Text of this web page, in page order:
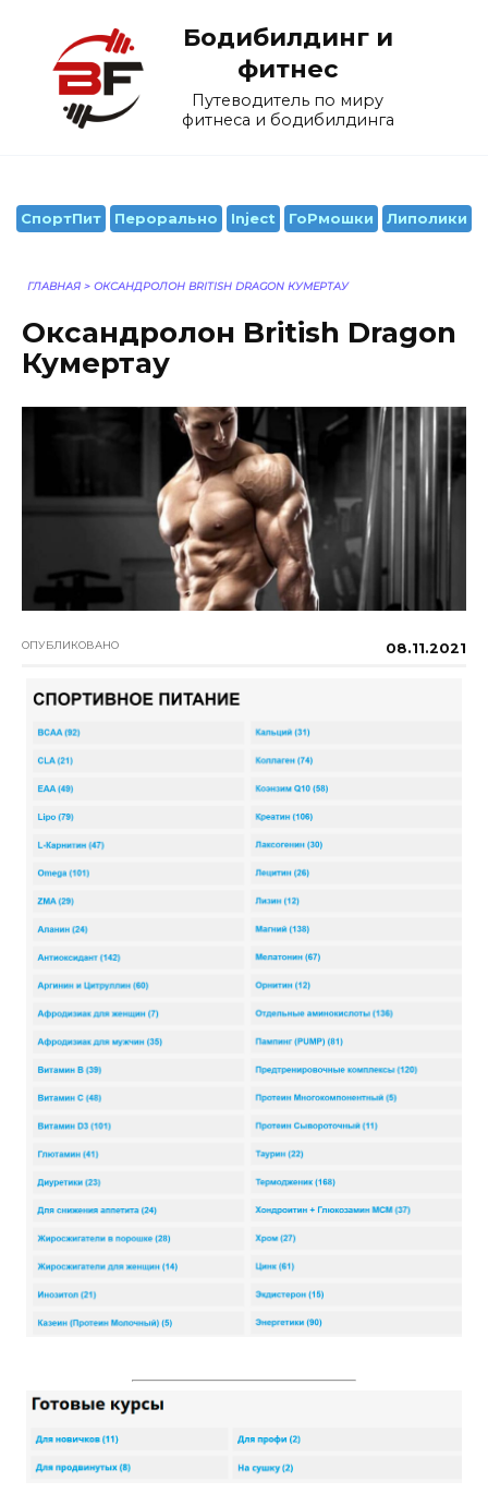
содержанию
Бодибилдинг и
фитнес
Путеводитель по миру
фитнеса и бодибилдинга
СпортПит Перорально Inject ГоРмошки Липолики
ГЛАВНАЯ > ОКСАНДРОЛОН BRITISH DRAGON КУМЕРТАУ
Оксандролон British Dragon
Кумертау
ОПУБЛИКОВАНО 08.11.2021